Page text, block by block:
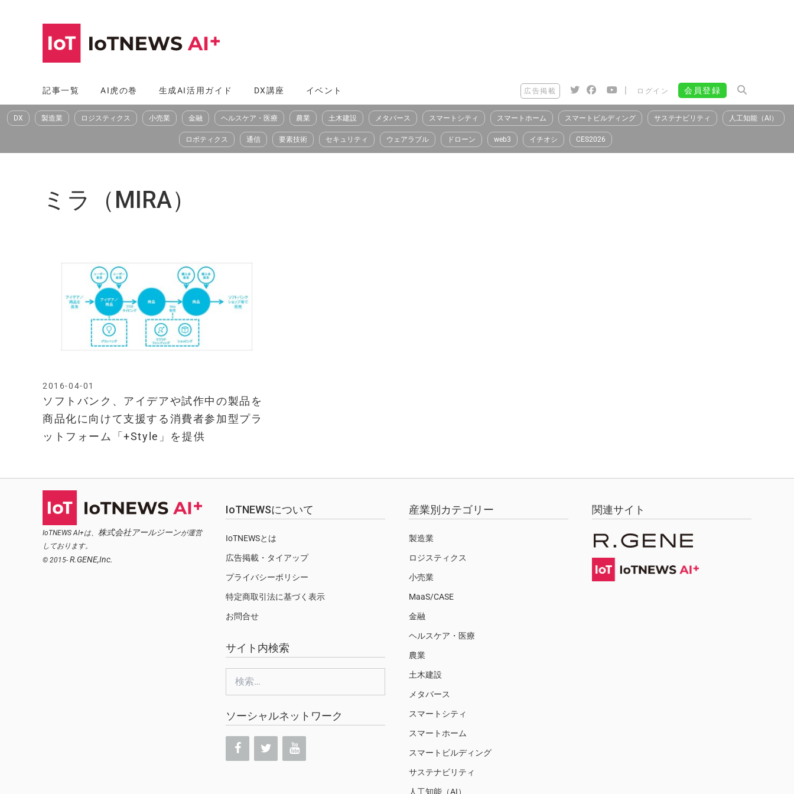
へ
ス
記事一覧 AI虎の巻 生成AI活用ガイド DX講座 イベント 広告掲載 | ログイン 会員登録
DX 製造業 ロジスティクス 小売業 金融 ヘルスケア・医療 農業 土木建設 メタバース スマートシティ スマートホーム スマートビルディング サステナビリティ 人工知能（AI）
ロボティクス 通信 要素技術 セキュリティ ウェアラブル ドローン web3 イチオシ CES2026
ミラ（MIRA）
ソフトバンク、アイデアや試作中の製品を
商品化に向けて支援する消費者参加型プラ
ットフォーム「+Style」を提供
2016-04-01
IoTNEWS AI+は、 株式会社アールジーンが運営
しております。
© 2015- R.GENE,Inc.
IoTNEWSについて
IoTNEWSとは
広告掲載・タイアップ
プライバシーポリシー
特定商取引法に基づく表示
お問合せ
サイト内検索
ソーシャルネットワーク
産業別カテゴリー
製造業
ロジスティクス
小売業
MaaS/CASE
金融
ヘルスケア・医療
農業
土木建設
メタバース
スマートシティ
スマートホーム
スマートビルディング
サステナビリティ
人工知能（AI）
関連サイト